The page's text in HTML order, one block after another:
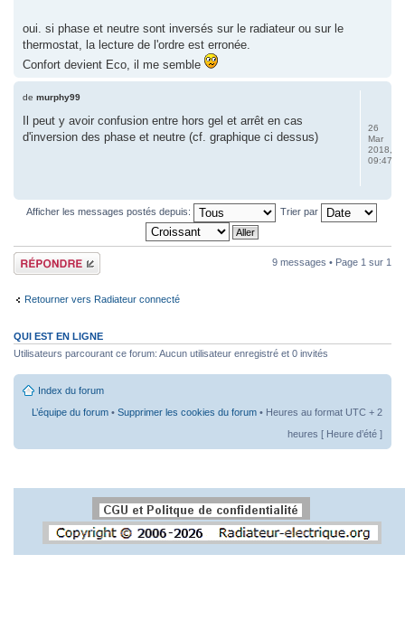
oui. si phase et neutre sont inversés sur le radiateur ou sur le
thermostat, la lecture de l'ordre est erronée.
Confort devient Eco, il me semble
de murphy99
Il peut y avoir confusion entre hors gel et arrêt en cas
d'inversion des phase et neutre (cf. graphique ci dessus)
26
Mar
2018,
09:47
Afficher les messages postés depuis: Trier par
Répondre 9 messages • Page 1 sur 1
Retourner vers Radiateur connecté
QUI EST EN LIGNE
Utilisateurs parcourant ce forum: Aucun utilisateur enregistré et 0 invités
Index du forum
L’équipe du forum • Supprimer les cookies du forum • Heures au format UTC + 2
heures [ Heure d’été ]